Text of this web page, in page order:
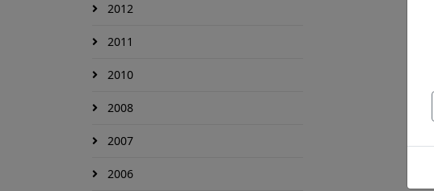
2012
2011
2010
2008
2007
2006